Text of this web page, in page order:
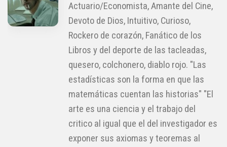
Actuario/Economista, Amante del Cine,
Devoto de Dios, Intuitivo, Curioso,
Rockero de corazón, Fanático de los
Libros y del deporte de las tacleadas,
quesero, colchonero, diablo rojo. "Las
estadísticas son la forma en que las
matemáticas cuentan las historias" "El
arte es una ciencia y el trabajo del
critico al igual que el del investigador es
exponer sus axiomas y teoremas al